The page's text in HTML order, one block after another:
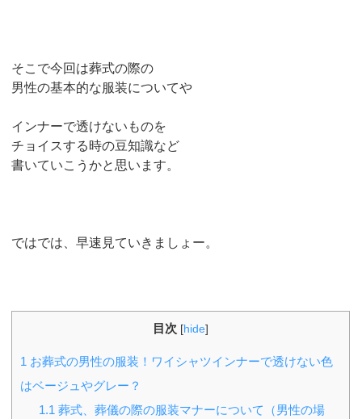
そこで今回は葬式の際の
男性の基本的な服装についてや
インナーで透けないものを
チョイスする時の豆知識など
書いていこうかと思います。
ではでは、早速見ていきましょー。
目次 [hide]
1 お葬式の男性の服装！ワイシャツインナーで透けない色
はベージュやグレー？
1.1 葬式、葬儀の際の服装マナーについて（男性の場